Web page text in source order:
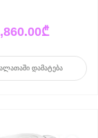
₾
ᲓᲐᲛᲐᲢᲔᲑᲐ